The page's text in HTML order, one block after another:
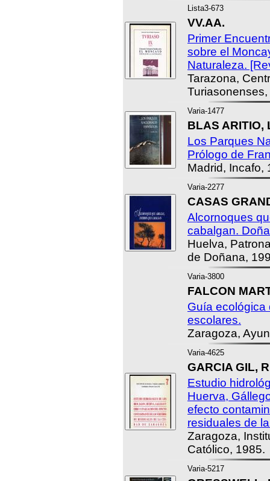
Lista3-673
VV.AA.
Primer
sobre el
Naturaleza.
Tarazona,
Varia-1477
BLAS ARITIO,
Los Parques
Prólogo de
Madrid, Incafo,
Varia-2277
CASAS
Alcornoques
cabalgan.
Huelva,
de Doñana,
Varia-3800
FALCON
Guía ecológica
escolares.
Zaragoza,
Varia-4625
GARCIA GIL,
Estudio
Huerva,
efecto
residuales de
Zaragoza,
Católico, 1985.
Varia-5217